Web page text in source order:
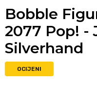
Bobble
2077 Pop! -
Silverhand
OCIJENI